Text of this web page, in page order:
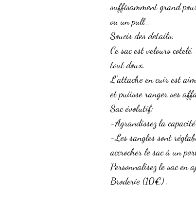
suffisamment grand
ou un pull...
Soucis des details:
Ce sac est velours
tout doux.
L'attache en cuir est
et puiisse ranger ses
Sac évolutif:
-Agrandissez la
-Les sangles sont
accrocher le sac à un
Personnalisez le sac
Broderie (10€) .